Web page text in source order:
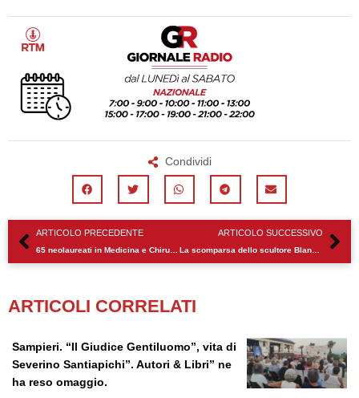
Condividi
Precedente
ARTICOLO PRECEDENTE ARTICOLO SUCCESSIVO
ARTICOLI CORRELATI
Sampieri. “Il Giudice Gentiluomo”, vita di
Severino Santiapichi”. Autori & Libri” ne
ha reso omaggio.